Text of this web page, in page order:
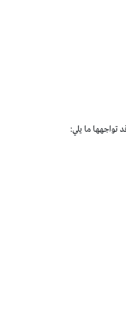
تواجهها ما يلي: